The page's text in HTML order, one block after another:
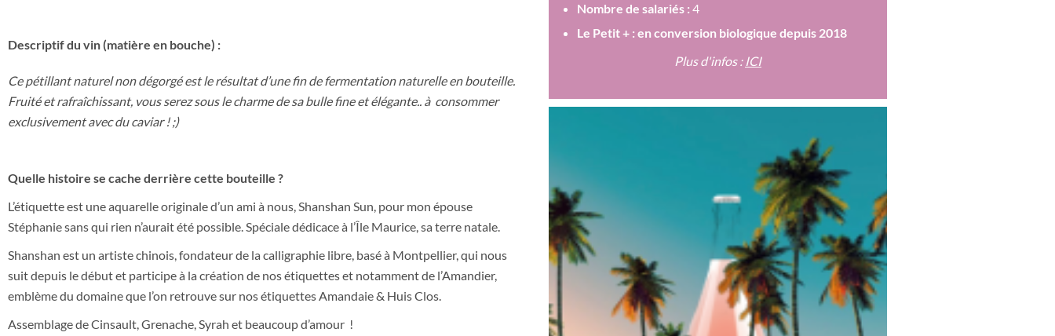
Descriptif du vin (matière en bouche) :
Ce pétillant naturel non dégorgé est le résultat d’une fin de fermentation naturelle en bouteille.
Fruité et rafraîchissant, vous serez sous le charme de sa bulle fine et élégante.. à consommer
exclusivement avec du caviar ! ;)
Quelle histoire se cache derrière cette bouteille ?
L’étiquette est une aquarelle originale d’un ami à nous, Shanshan Sun, pour mon épouse
Stéphanie sans qui rien n’aurait été possible. Spéciale dédicace à l’Île Maurice, sa terre natale.
Shanshan est un artiste chinois, fondateur de la calligraphie libre, basé à Montpellier, qui nous
suit depuis le début et participe à la création de nos étiquettes et notamment de l’Amandier,
emblème du domaine que l’on retrouve sur nos étiquettes Amandaie & Huis Clos.
Assemblage de Cinsault, Grenache, Syrah et beaucoup d’amour !
Nombre de salariés : 4
Le Petit + : en conversion biologique depuis 2018
Plus d'infos : ICI